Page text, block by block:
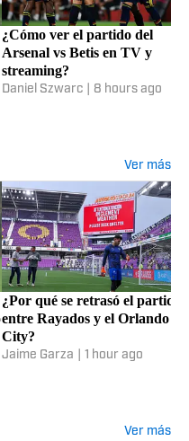
¿Cómo ver el partido del
Arsenal vs Betis en TV y
streaming?
Daniel Szwarc 8 hours ago
Ver más
¿Por qué se retrasó el partido
entre Rayados y el Orlando
City?
Jaime Garza 1 hour ago
Ver más